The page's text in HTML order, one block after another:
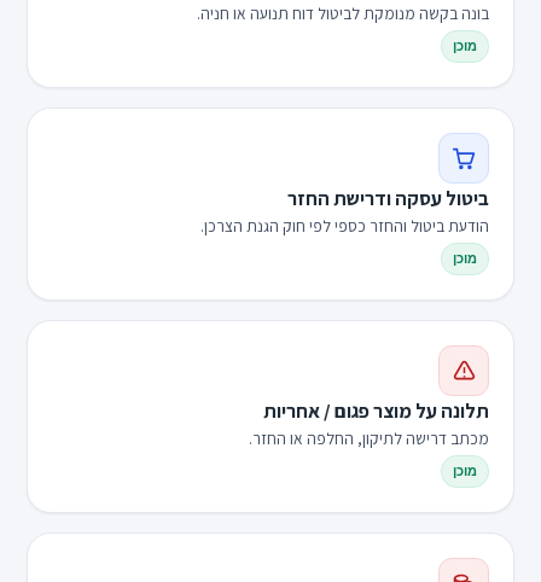
בונה בקשה מנומקת לביטול דוח תנועה או חניה.
מוכן
ביטול עסקה ודרישת החזר
הודעת ביטול והחזר כספי לפי חוק הגנת הצרכן.
מוכן
תלונה על מוצר פגום / אחריות
מכתב דרישה לתיקון, החלפה או החזר.
מוכן